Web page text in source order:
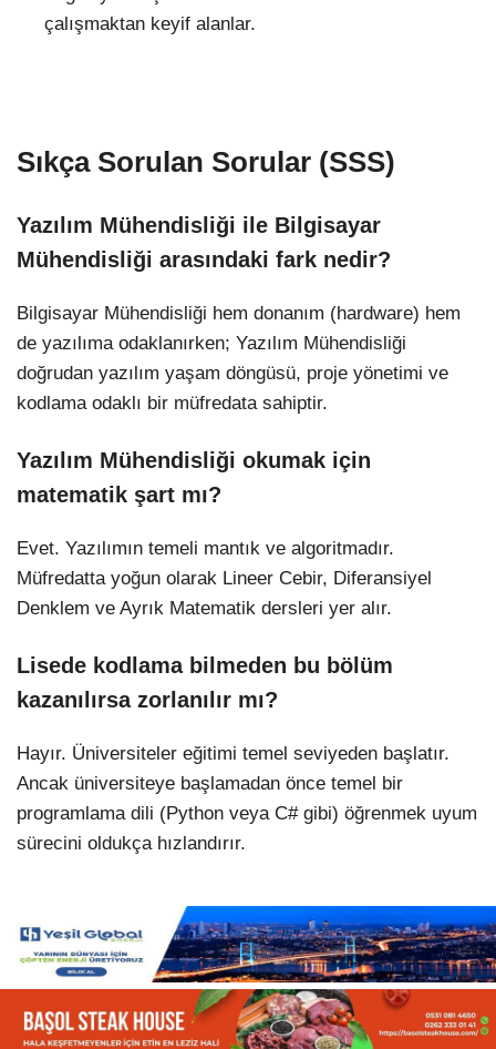
çalışmaktan keyif alanlar.
Sıkça Sorulan Sorular (SSS)
Yazılım Mühendisliği ile Bilgisayar
Mühendisliği arasındaki fark nedir?
Bilgisayar Mühendisliği hem donanım (hardware) hem
de yazılıma odaklanırken; Yazılım Mühendisliği
doğrudan yazılım yaşam döngüsü, proje yönetimi ve
kodlama odaklı bir müfredata sahiptir.
Yazılım Mühendisliği okumak için
matematik şart mı?
Evet. Yazılımın temeli mantık ve algoritmadır.
Müfredatta yoğun olarak Lineer Cebir, Diferansiyel
Denklem ve Ayrık Matematik dersleri yer alır.
Lisede kodlama bilmeden bu bölüm
kazanılırsa zorlanılır mı?
Hayır. Üniversiteler eğitimi temel seviyeden başlatır.
Ancak üniversiteye başlamadan önce temel bir
programlama dili (Python veya C# gibi) öğrenmek uyum
sürecini oldukça hızlandırır.